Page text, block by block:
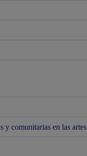
comunitarias en las